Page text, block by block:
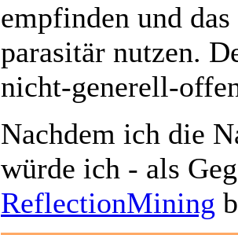
empfinden und
parasitär nutzen.
nicht-generell-
Nachdem ich die
würde ich - als
ReflectionMining